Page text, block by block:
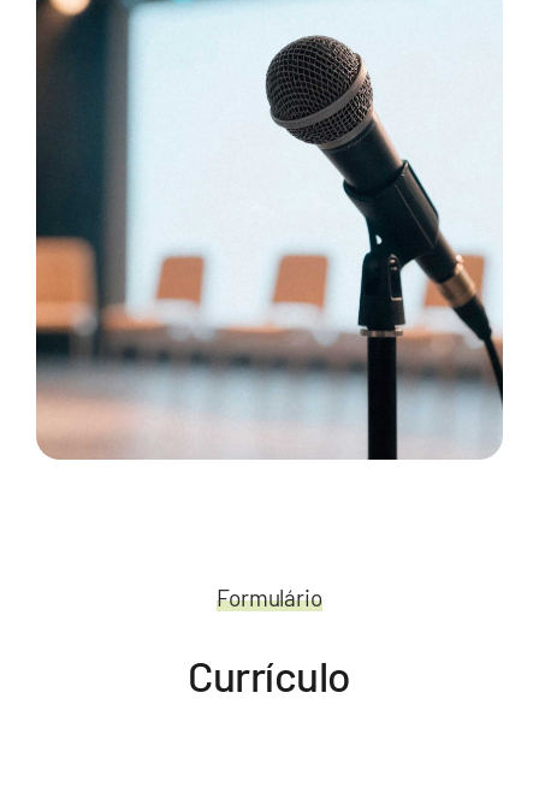
Formulário
Currículo